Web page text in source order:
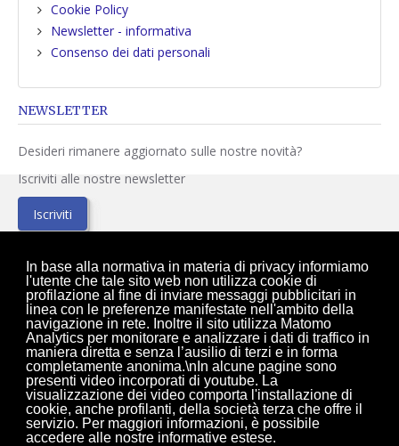
In base alla normativa in materia di privacy informiamo
l'utente che tale sito web non utilizza cookie di
profilazione al fine di inviare messaggi pubblicitari in
linea con le preferenze manifestate nell'ambito della
navigazione in rete. Inoltre il sito utilizza Matomo
Analytics per monitorare e analizzare i dati di traffico in
maniera diretta e senza l’ausilio di terzi e in forma
completamente anonima.\nIn alcune pagine sono
presenti video incorporati di youtube. La
visualizzazione dei video comporta l'installazione di
cookie, anche profilanti, della società terza che offre il
servizio. Per maggiori informazioni, è possibile
accedere alle nostre informative estese.
Cookie Policy
Newsletter - informativa
Consenso dei dati personali
NEWSLETTER
Desideri rimanere aggiornato sulle nostre novità?
Iscriviti alle nostre newsletter
Iscriviti
H2G s.r.l.
di Galiotto Marcello
vendita macchine per maglieria usateShima Seiki-Stoll
41016 Rovereto s/S (MO) - Italy
Via Giovanni Pascoli, 8
Tel.: +39 059 671823 - skype: ilva58
Fax: +39 059 6755483